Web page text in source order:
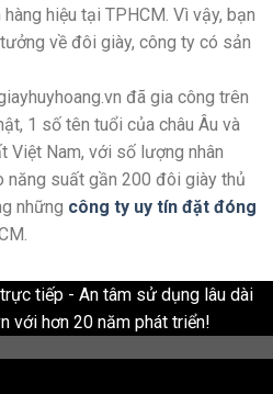
hiệu tại TPHCM. Vì vậy, bạn
về đôi giày, công ty có sản
đã gia công trên
1 số tên tuổi của châu Âu và
Việt Nam, với số lượng nhân
năng suất gần 200 đôi giày thủ
những công ty uy tín đặt đóng
tiếp - An tâm sử dụng lâu dài
với hơn 20 năm phát triển!